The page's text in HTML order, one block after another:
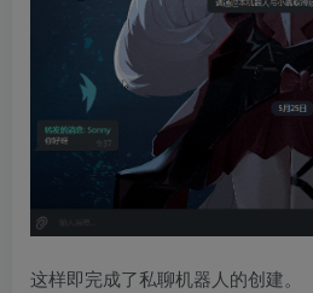
这样即完成了私聊机器人的创建。